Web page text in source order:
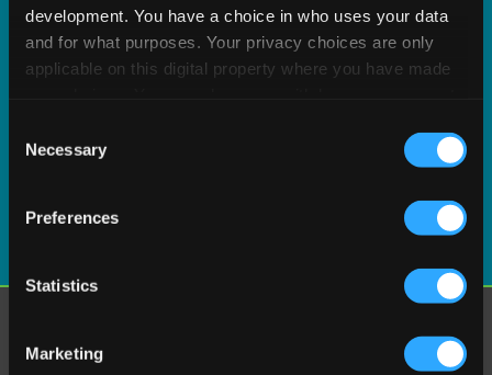
development. You have a choice in who uses your data
and for what purposes. Your privacy choices are only
applicable on this digital property where you have made
the Privacy trigger icon.
Collect information about your geographical
meters
Identify your device by actively scanning it for
Find out more about how your personal data is processed
Selection
Necessary
Preferences
Statistics
Marketing
Warum Vertex?